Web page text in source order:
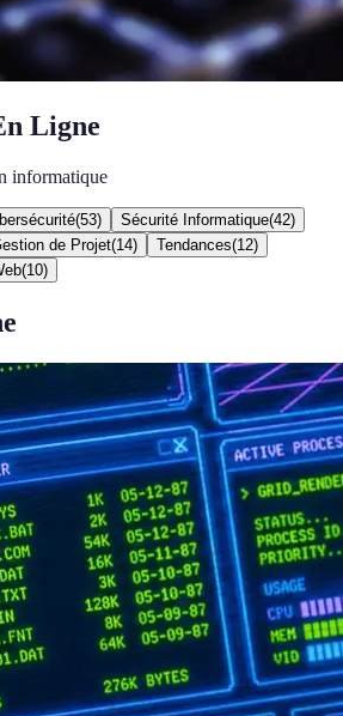
Ligne
informatique
(53) Sécurité Informatique(42)
de Projet(14) Tendances(12)
(10)